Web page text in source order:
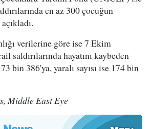
en az 300 çocuğun
verilerine göre ise 7 Ekim
saldırılarında hayatını kaybeden
bin 386'ya, yaralı sayısı ise 174 bin
Middle East Eye